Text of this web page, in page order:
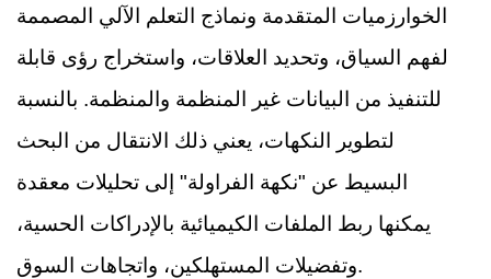
الخوارزميات المتقدمة ونماذج التعلم الآلي المصممة
لفهم السياق، وتحديد العلاقات، واستخراج رؤى قابلة
للتنفيذ من البيانات غير المنظمة والمنظمة. بالنسبة
لتطوير النكهات، يعني ذلك الانتقال من البحث
البسيط عن "نكهة الفراولة" إلى تحليلات معقدة
يمكنها ربط الملفات الكيميائية بالإدراكات الحسية،
وتفضيلات المستهلكين، واتجاهات السوق.